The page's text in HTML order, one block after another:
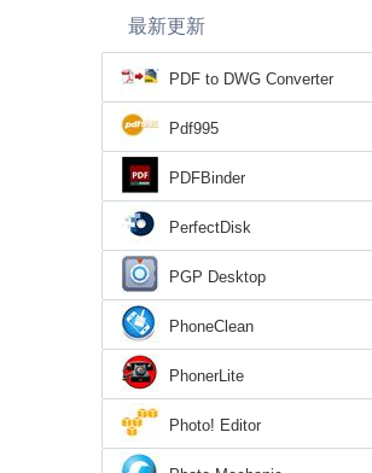
最新更新
PDF to DWG Converter
Pdf995
PDFBinder
PerfectDisk
PGP Desktop
PhoneClean
PhonerLite
Photo! Editor